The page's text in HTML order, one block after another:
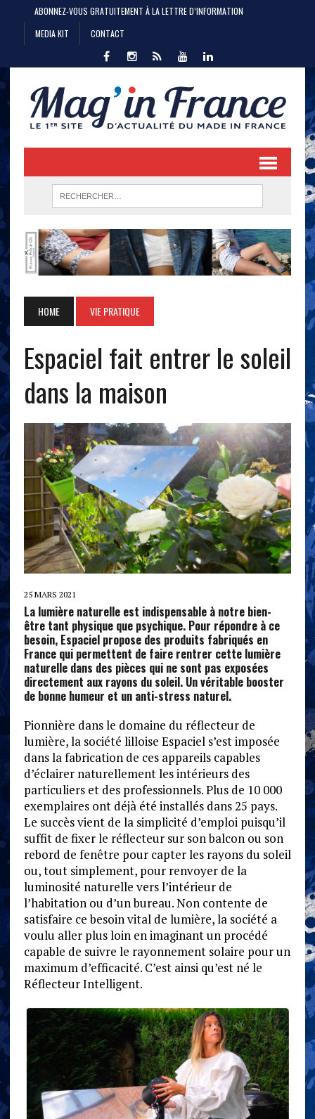
ABONNEZ-VOUS GRATUITEMENT À LA LETTRE D’INFORMATION
MEDIA KIT
CONTACT
HOME VIE PRATIQUE
Espaciel fait entrer le soleil
dans la maison
25 MARS 2021
La lumière naturelle est indispensable à notre bien-
être tant physique que psychique. Pour répondre à ce
besoin, Espaciel propose des produits fabriqués en
France qui permettent de faire rentrer cette lumière
naturelle dans des pièces qui ne sont pas exposées
directement aux rayons du soleil. Un véritable booster
de bonne humeur et un anti-stress naturel.
Pionnière dans le domaine du réflecteur de
lumière, la société lilloise Espaciel s’est imposée
dans la fabrication de ces appareils capables
d’éclairer naturellement les intérieurs des
particuliers et des professionnels. Plus de 10 000
exemplaires ont déjà été installés dans 25 pays.
Le succès vient de la simplicité d’emploi puisqu’il
suffit de fixer le réflecteur sur son balcon ou son
rebord de fenêtre pour capter les rayons du soleil
ou, tout simplement, pour renvoyer de la
luminosité naturelle vers l’intérieur de
l’habitation ou d’un bureau. Non contente de
satisfaire ce besoin vital de lumière, la société a
voulu aller plus loin en imaginant un procédé
capable de suivre le rayonnement solaire pour un
maximum d’efficacité. C’est ainsi qu’est né le
Réflecteur Intelligent.